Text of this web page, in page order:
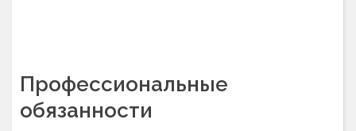
Профессиональные
обязанности